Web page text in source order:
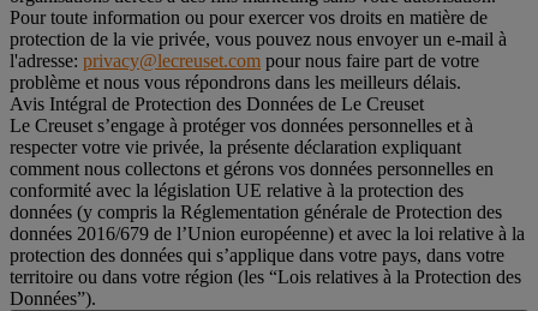
Pour toute information ou pour exercer vos droits en matière de
protection de la vie privée, vous pouvez nous envoyer un e-mail à
l'adresse: privacy@lecreuset.com pour nous faire part de votre
problème et nous vous répondrons dans les meilleurs délais.
Avis Intégral de Protection des Données de Le Creuset
Le Creuset s’engage à protéger vos données personnelles et à
respecter votre vie privée, la présente déclaration expliquant
comment nous collectons et gérons vos données personnelles en
conformité avec la législation UE relative à la protection des
données (y compris la Réglementation générale de Protection des
données 2016/679 de l’Union européenne) et avec la loi relative à la
protection des données qui s’applique dans votre pays, dans votre
territoire ou dans votre région (les “Lois relatives à la Protection des
Données”).